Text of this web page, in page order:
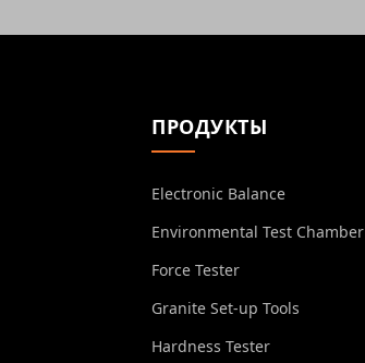
ПРОДУКТЫ
Electronic Balance
Environmental Test Chamber
Force Tester
Granite Set-up Tools
Hardness Tester